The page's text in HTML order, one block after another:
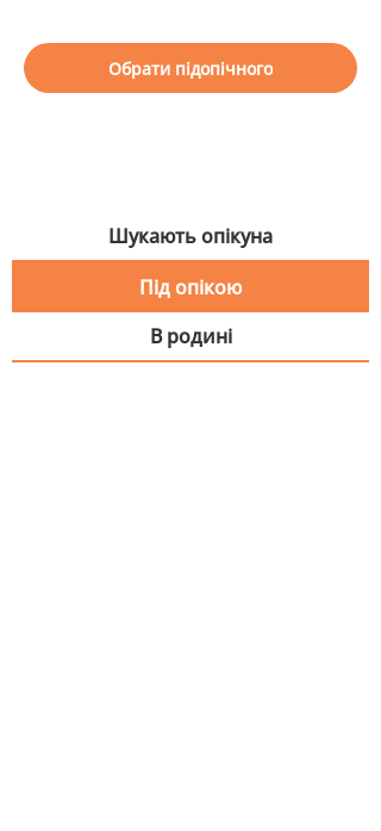
Обрати підопічного
Шукають опікуна
Під опікою
В родині